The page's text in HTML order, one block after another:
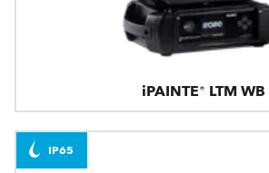
iPAINTE® LTM WB
IP65